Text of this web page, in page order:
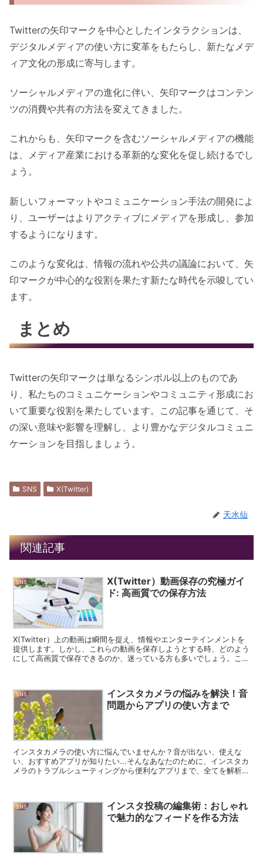
Twitterの矢印マークを中心としたインタラクションは、
デジタルメディアの使い方に変革をもたらし、新たなメデ
ィア文化の形成に寄与します。
ソーシャルメディアの進化に伴い、矢印マークはコンテン
ツの消費や共有の方法を変えてきました。
これからも、矢印マークを含むソーシャルメディアの機能
は、メディア産業における革新的な変化を促し続けるでし
ょう。
新しいフォーマットやコミュニケーション手法の開発によ
り、ユーザーはよりアクティブにメディアを形成し、参加
するようになります。
このような変化は、情報の流れや公共の議論において、矢
印マークが中心的な役割を果たす新たな時代を示唆してい
ます。
まとめ
Twitterの矢印マークは単なるシンボル以上のものであ
り、私たちのコミュニケーションやコミュニティ形成にお
いて重要な役割を果たしています。この記事を通じて、そ
の深い意味や影響を理解し、より豊かなデジタルコミュニ
ケーションを目指しましょう。
SNS X(Twitter)
天水仙
関連記事
SNS
X(Twitter）動画保存の究極ガイ
ド: 高画質での保存方法
X(Twitter）上の動画は瞬間を捉え、情報やエンターテインメントを
提供します。しかし、これらの動画を保存しようとする時、どのよう
にして高画質で保存できるのか、迷っている方も多いでしょう。この
SNS
インスタカメラの悩みを解決！音
問題からアプリの使い方まで
インスタカメラの使い方に悩んでいませんか？音が出ない、使えな
い、おすすめアプリが知りたい...そんなあなたのために、インスタカ
メラのトラブルシューティングから便利なアプリまで、全てを解析
SNS
インスタ投稿の編集術：おしゃれ
で魅力的なフィードを作る方法